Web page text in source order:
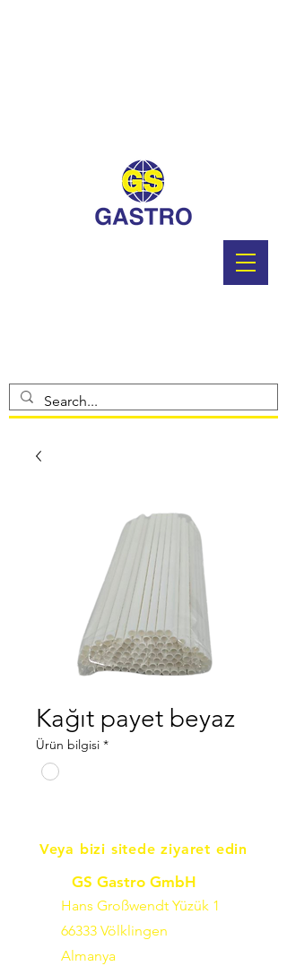
Kağıt payet beyaz
Ürün bilgisi *
Veya bizi sitede ziyaret edin
GS Gastro GmbH
Hans Großwendt Yüzük 1
66333 Völklingen
Almanya